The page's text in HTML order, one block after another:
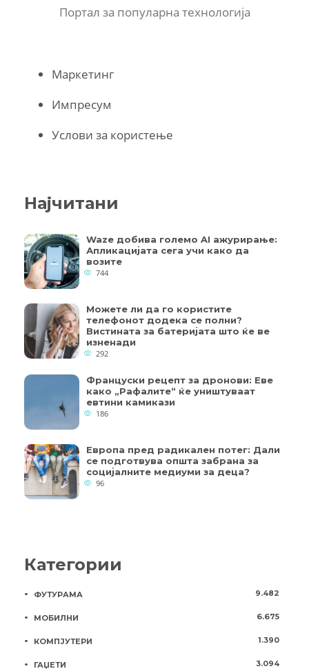
Портал за популарна технологија
Маркетинг
Импресум
Услови за користење
Најчитани
Waze добива големо AI ажурирање:
Апликацијата сега учи како да
возите
744
Можете ли да го користите
телефонот додека се полни?
Вистината за батеријата што ќе ве
изненади
292
Француски рецепт за дронови: Еве
како „Рафалите“ ќе уништуваат
евтини камикази
186
Европа пред радикален потег: Дали
се подготвува општа забрана за
социјалните медиуми за деца?
96
Категории
ФУТУРАМА 9.482
МОБИЛНИ 6.675
КОМПЈУТЕРИ 1.390
ГАЏЕТИ 3.094